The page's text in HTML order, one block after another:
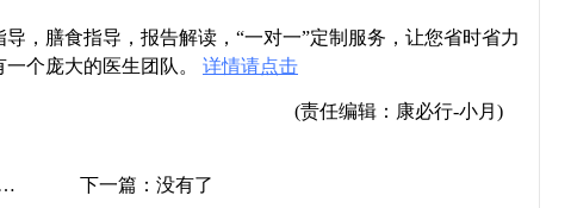
，膳食指导，报告解读，“一对一”定制服务，让您省时省力
个庞大的医生团队。 详情请点击
(责任编辑：康必行-小月)
下一篇：没有了